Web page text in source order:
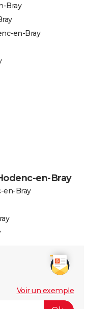
Bray
en-Bray
en-Bray
en-Bray
Voir un exemple